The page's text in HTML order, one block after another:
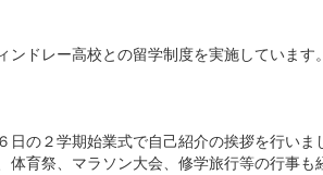
ンドレー高校との留学制度を実施しています
日の２学期始業式で自己紹介の挨拶を行いま
体育祭、マラソン大会、修学旅行等の行事も